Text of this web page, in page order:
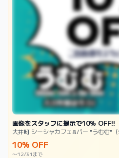
画像をスタッフに提示で10% OFF!!
大井町 シーシャカフェ&バー "うむむ"
10% OFF
〜12/31まで